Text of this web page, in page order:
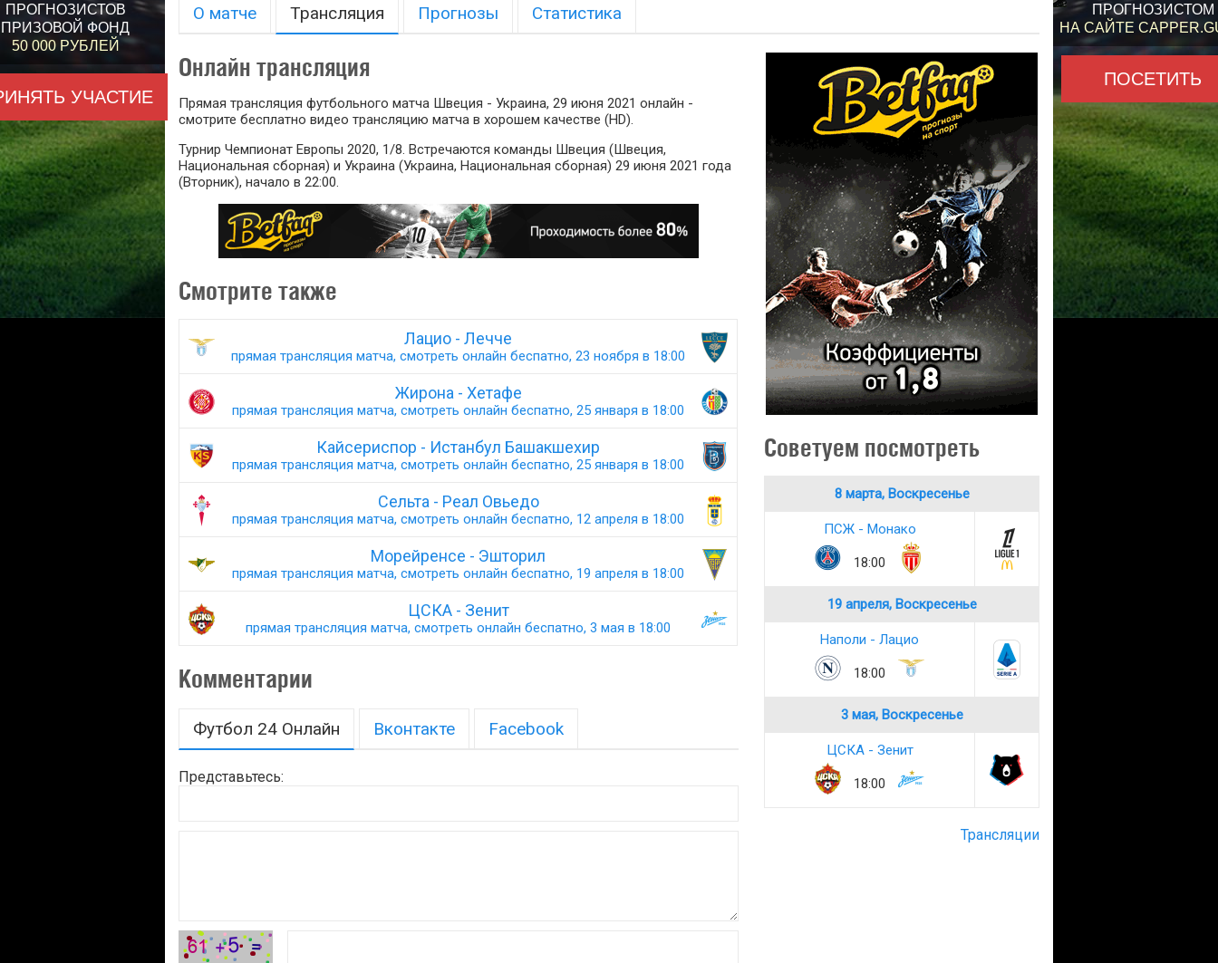
ПРОГНОЗИСТОВ
ПРИЗОВОЙ ФОНД
50 000 РУБЛЕЙ
УЧАСТИЕ
ПРОГНОЗИСТОМ
НА САЙТЕ
ПОСЕТИТЬ
О матче Трансляция Прогнозы Статистика
Онлайн трансляция
Прямая трансляция футбольного матча Швеция - Украина, 29 июня 2021 онлайн -
смотрите бесплатно видео трансляцию матча в хорошем качестве (HD).
Турнир Чемпионат Европы 2020, 1/8. Встречаются команды Швеция (Швеция,
Национальная сборная) и Украина (Украина, Национальная сборная) 29 июня 2021 года
(Вторник), начало в 22:00.
Смотрите также
Лацио - Лечче
прямая трансляция матча, смотреть онлайн беспатно, 23 ноября в 18:00
Жирона - Хетафе
прямая трансляция матча, смотреть онлайн беспатно, 25 января в 18:00
Кайсериспор - Истанбул Башакшехир
прямая трансляция матча, смотреть онлайн беспатно, 25 января в 18:00
Сельта - Реал Овьедо
прямая трансляция матча, смотреть онлайн беспатно, 12 апреля в 18:00
Морейренсе - Эшторил
прямая трансляция матча, смотреть онлайн беспатно, 19 апреля в 18:00
ЦСКА - Зенит
прямая трансляция матча, смотреть онлайн беспатно, 3 мая в 18:00
Комментарии
Футбол 24 Онлайн Вконтакте Facebook
Представьтесь:
Советуем посмотреть
8 марта, Воскресенье
ПСЖ - Монако
18:00
19 апреля, Воскресенье
Наполи - Лацио
18:00
3 мая, Воскресенье
ЦСКА - Зенит
18:00
Трансляции